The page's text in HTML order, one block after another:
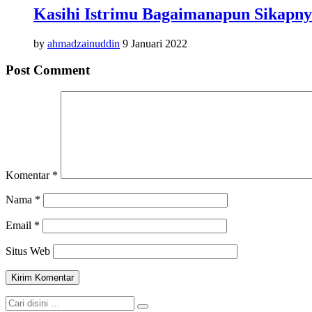
Kasihi Istrimu Bagaimanapun
by ahmadzainuddin 9 Januari 2022
Post Comment
Komentar *
Nama *
Email *
Situs Web